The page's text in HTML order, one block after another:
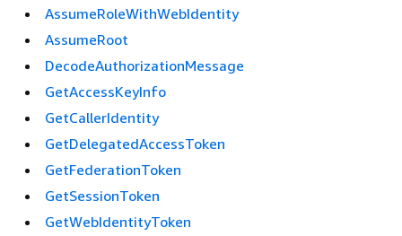
AssumeRoleWithWebIdentity
AssumeRoot
DecodeAuthorizationMessage
GetAccessKeyInfo
GetCallerIdentity
GetDelegatedAccessToken
GetFederationToken
GetSessionToken
GetWebIdentityToken